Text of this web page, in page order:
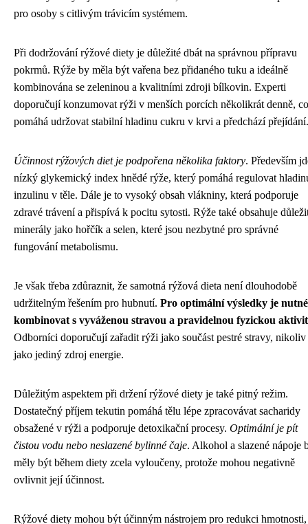
pro osoby s citlivým trávicím systémem.
Při dodržování rýžové diety je důležité dbát na správnou přípravu
pokrmů. Rýže by měla být vařena bez přidaného tuku a ideálně
kombinována se zeleninou a kvalitními zdroji bílkovin. Experti
doporučují konzumovat rýži v menších porcích několikrát denně,
pomáhá udržovat stabilní hladinu cukru v krvi a předchází přejídání.
Účinnost rýžových diet je podpořena několika faktory. Především
nízký glykemický index hnědé rýže, který pomáhá regulovat
inzulinu v těle. Dále je to vysoký obsah vlákniny, která podporuje
zdravé trávení a přispívá k pocitu sytosti. Rýže také obsahuje
minerály jako hořčík a selen, které jsou nezbytné pro správné
fungování metabolismu.
Je však třeba zdůraznit, že samotná rýžová dieta není dlouhodobě
udržitelným řešením pro hubnutí. Pro optimální výsledky je
kombinovat s vyváženou stravou a pravidelnou fyzickou
Odborníci doporučují zařadit rýži jako součást pestré stravy, nikoliv
jako jediný zdroj energie.
Důležitým aspektem při držení rýžové diety je také pitný režim.
Dostatečný příjem tekutin pomáhá tělu lépe zpracovávat sacharidy
obsažené v rýži a podporuje detoxikační procesy. Optimální je pít
čistou vodu nebo neslazené bylinné čaje. Alkohol a slazené nápoje
měly být během diety zcela vyloučeny, protože mohou negativně
ovlivnit její účinnost.
Rýžové diety mohou být účinným nástrojem pro redukci hmotnosti,